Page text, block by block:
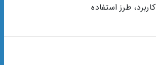
کاربرد، طرز استفاده